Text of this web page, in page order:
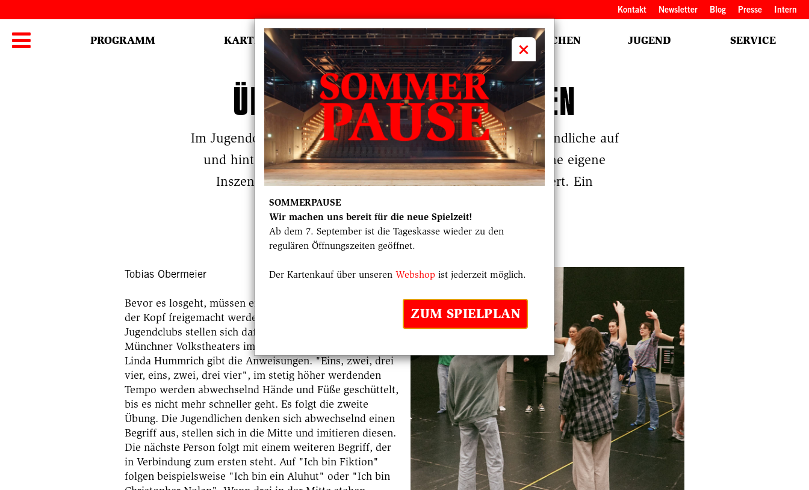
×
SOMMERPAUSE
Wir machen uns bereit für die neue Spielzeit!
Ab dem 7. September ist die Tageskasse wieder zu den
regulären Öffnungszeiten geöffnet.
Der Kartenkauf über unseren Webshop ist jederzeit möglich.
ZUM SPIELPLAN
Kopfbereich
Kontakt Newsletter Blog Presse Intern
Hauptmenü
 PROGRAMM KARTEN volkstheater MENSCHEN JUGEND SERVICE
ÜBER SICH HINAUSWACHSEN
Im Jugendclub des Münchner Volkstheaters können sich Jugendliche auf
und hinter der Bühne ausprobieren und unter Anleitung eine eigene
Inszenierung erarbeiten, die am Ende große Premiere feiert. Ein
Datum 10.06.2025 Rubrik
Tobias Obermeier
Bevor es losgeht, müssen erst der Körper entspannt und
der Kopf freigemacht werden. Die Mitglieder des
Jugendclubs stellen sich dafür auf der Probebühne des
Münchner Volkstheaters im Kreis auf. Theaterpädagogin
Linda Hummrich gibt die Anweisungen. "Eins, zwei, drei
vier, eins, zwei, drei vier", im stetig höher werdenden
Tempo werden abwechselnd Hände und Füße geschüttelt,
bis es nicht mehr schneller geht. Es folgt die zweite
Übung. Die Jugendlichen denken sich abwechselnd einen
Begriff aus, stellen sich in die Mitte und imitieren diesen.
Die nächste Person folgt mit einem weiteren Begriff, der
in Verbindung zum ersten steht. Auf "Ich bin Fiktion"
folgen beispielsweise "Ich bin ein Aluhut" oder "Ich bin